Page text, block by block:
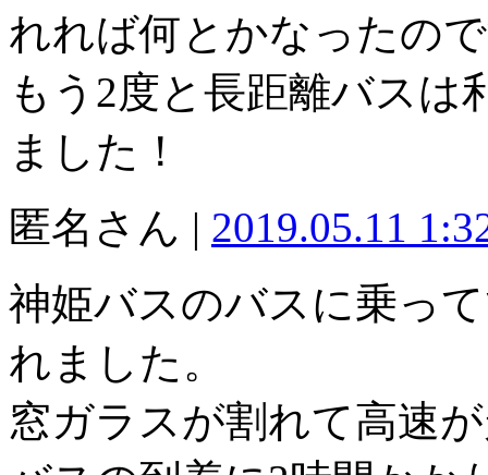
れれば何とかなったの
もう2度と長距離バスは
ました！
匿名さん | 2019.05.11
神姫バスのバスに乗っ
れました。
窓ガラスが割れて高速